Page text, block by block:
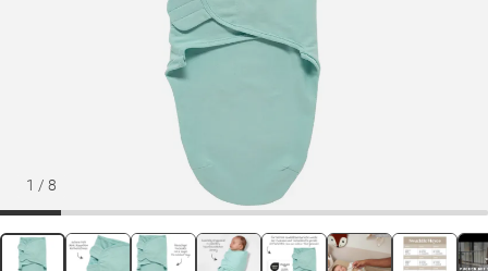
1 / 8